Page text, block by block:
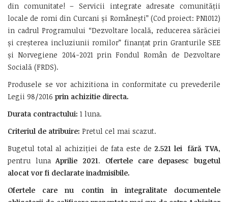
din comunitate! – Servicii integrate adresate comunității
locale de romi din Curcani și Românești” (Cod proiect: PN1012)
in cadrul Programului “Dezvoltare locală, reducerea sărăciei
și creșterea incluziunii romilor” finanțat prin Granturile SEE
și Norvegiene 2014-2021 prin Fondul Român de Dezvoltare
Socială (FRDS).
Produsele se vor achizitiona in conformitate cu prevederile
Legii 98/2016 prin achizitie directa.
Durata contractului: 1 luna.
Criteriul de atribuire: Pretul cel mai scazut.
Bugetul total al achiziției de fata este de 2.521lei fără TVA,
pentru lunaAprilie 2021. Ofertele care depasesc bugetul
alocat vor fi declarate inadmisibile.
Ofertele care nu contin in integralitate documentele